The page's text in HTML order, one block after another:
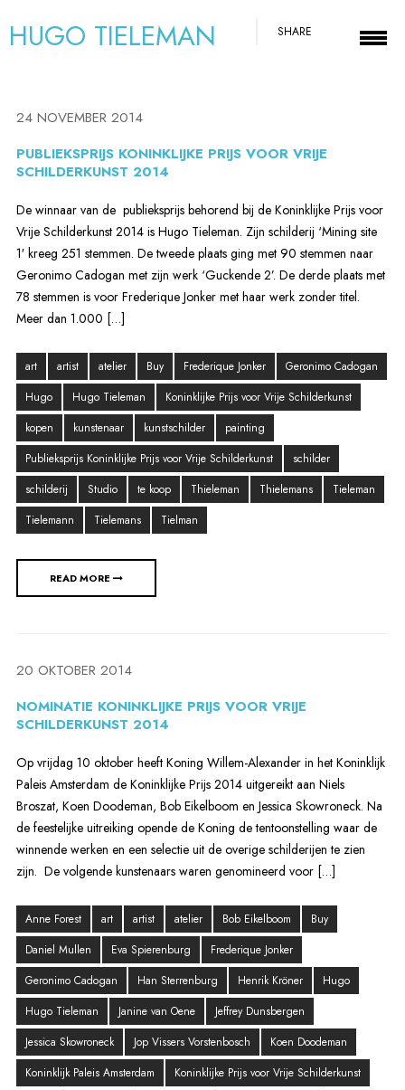
HUGO TIELEMAN SHARE
24 NOVEMBER 2014
PUBLIEKSPRIJS KONINKLIJKE PRIJS VOOR VRIJE
SCHILDERKUNST 2014
De winnaar van de publieksprijs behorend bij de Koninklijke Prijs voor
Vrije Schilderkunst 2014 is Hugo Tieleman. Zijn schilderij ‘Mining site
1′ kreeg 251 stemmen. De tweede plaats ging met 90 stemmen naar
Geronimo Cadogan met zijn werk ‘Guckende 2’. De derde plaats met
78 stemmen is voor Frederique Jonker met haar werk zonder titel.
Meer dan 1.000 […]
art artist atelier Buy Frederique Jonker
Geronimo Cadogan
Hugo
Hugo Tieleman
Koninklijke Prijs voor Vrije Schilderkunst
kopen
kunstenaar kunstschilder
painting
Publieksprijs Koninklijke Prijs voor Vrije Schilderkunst
schilder
schilderij
Studio te koop Thieleman Thielemans
Tieleman
Tielemann
Tielemans Tielman
READ MORE
20 OKTOBER 2014
NOMINATIE KONINKLIJKE PRIJS VOOR VRIJE
SCHILDERKUNST 2014
Op vrijdag 10 oktober heeft Koning Willem-Alexander in het Koninklijk
Paleis Amsterdam de Koninklijke Prijs 2014 uitgereikt aan Niels
Broszat, Koen Doodeman, Bob Eikelboom en Jessica Skowroneck. Na
de feestelijke uitreiking opende de Koning de tentoonstelling waar de
winnende werken en een selectie uit de overige schilderijen te zien
zijn. De volgende kunstenaars waren genomineerd voor […]
Anne Forest art artist atelier Bob Eikelboom
Buy
Daniel Mullen
Eva Spierenburg
Frederique Jonker
Geronimo Cadogan
Han Sterrenburg Henrik Kröner
Hugo
Hugo Tieleman
Janine van Oene
Jeffrey Dunsbergen
Jessica Skowroneck
Jop Vissers Vorstenbosch
Koen Doodeman
Koninklijk Paleis Amsterdam
Koninklijke Prijs voor Vrije Schilderkunst